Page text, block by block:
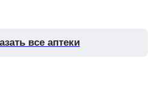
все аптеки